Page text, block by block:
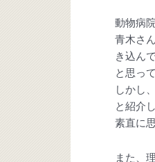
動物病
青木さ
き込ん
と思っ
しかし
と紹介
素直に
また、